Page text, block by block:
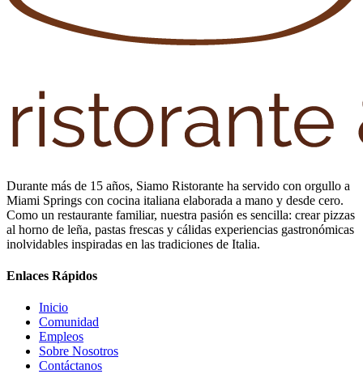
Durante más de 15 años, Siamo Ristorante ha servido con orgullo a
Miami Springs con cocina italiana elaborada a mano y desde cero.
Como un restaurante familiar, nuestra pasión es sencilla: crear pizzas
al horno de leña, pastas frescas y cálidas experiencias gastronómicas
inolvidables inspiradas en las tradiciones de Italia.
Enlaces Rápidos
Inicio
Comunidad
Empleos
Sobre Nosotros
Contáctanos